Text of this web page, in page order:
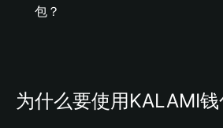
包？
为什么要使用KALAMI